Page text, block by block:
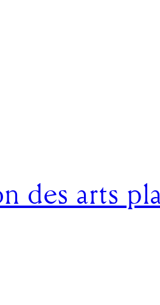
des arts